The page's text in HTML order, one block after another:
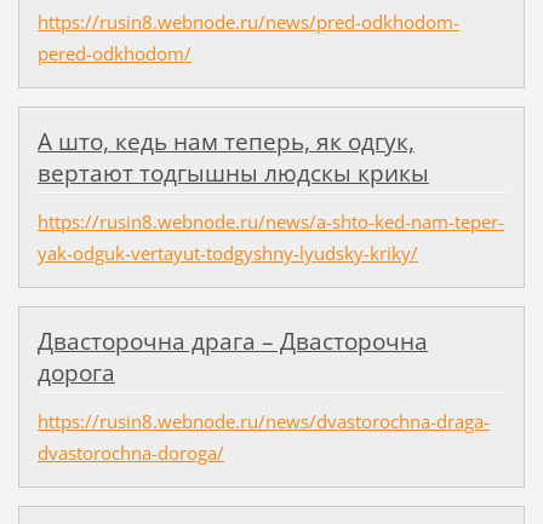
https://rusin8.webnode.ru/news/pred-odkhodom-
pered-odkhodom/
А што, кедь нам теперь, як одгук,
вертают тодгышны людскы крикы
https://rusin8.webnode.ru/news/a-shto-ked-nam-teper-
yak-odguk-vertayut-todgyshny-lyudsky-kriky/
Двасторочна драга – Двасторочна
дорога
https://rusin8.webnode.ru/news/dvastorochna-draga-
dvastorochna-doroga/